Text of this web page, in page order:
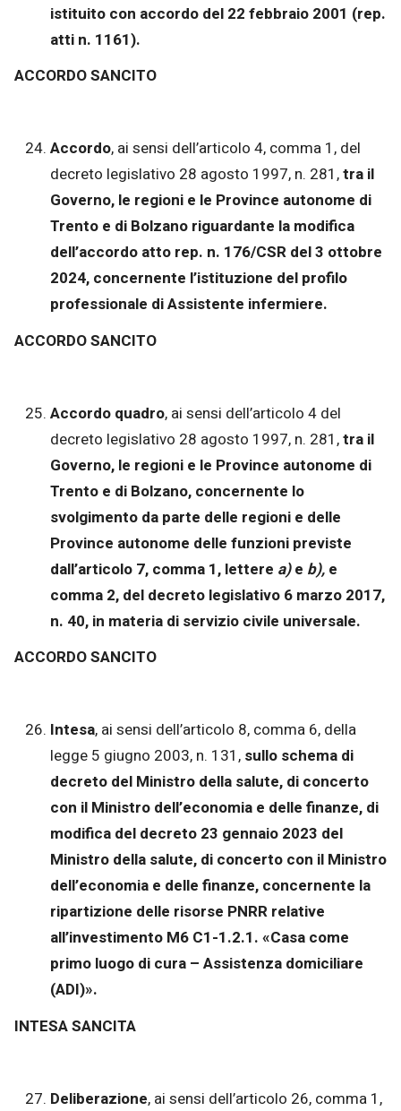
istituito con accordo del 22 febbraio 2001 (rep.
atti n. 1161).
ACCORDO SANCITO
Accordo, ai sensi dell’articolo 4, comma 1, del
decreto legislativo 28 agosto 1997, n. 281,tra il
Governo, le regioni e le Province autonome di
Trento e di Bolzano riguardante la modifica
dell’accordo atto rep. n. 176/CSR del 3 ottobre
2024, concernente l’istituzione del profilo
professionale di Assistente infermiere.
ACCORDO SANCITO
Accordo quadro, ai sensi dell’articolo 4 del
decreto legislativo 28 agosto 1997, n. 281,tra il
Governo, le regioni e le Province autonome di
Trento e di Bolzano, concernente lo
svolgimento da parte delle regioni e delle
Province autonome delle funzioni previste
dall’articolo 7, comma 1, lettere a)e b), e
comma 2, del decreto legislativo 6 marzo 2017,
n. 40, in materia di servizio civile universale.
ACCORDO SANCITO
Intesa, ai sensi dell’articolo 8, comma 6, della
legge 5 giugno 2003, n. 131, sullo schema di
decreto del Ministro della salute, di concerto
con il Ministro dell’economia e delle finanze, di
modifica del decreto 23 gennaio 2023 del
Ministro della salute, di concerto con il Ministro
dell’economia e delle finanze, concernente la
ripartizione delle risorse PNRR relative
all’investimento M6 C1-1.2.1. «Casa come
primo luogo di cura – Assistenza domiciliare
(ADI)».
INTESA SANCITA
Deliberazione, ai sensi dell’articolo 26, comma 1,